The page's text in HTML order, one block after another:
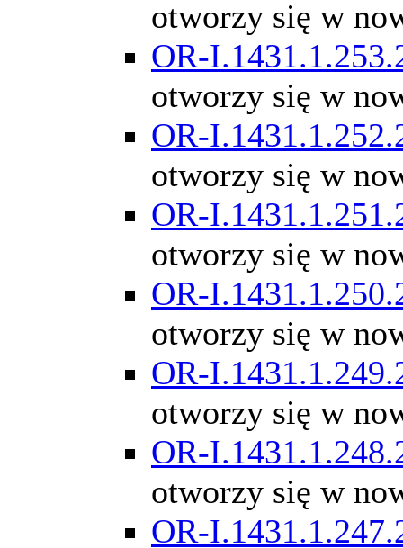
otworzy się w
OR-
otworzy się w
OR-
otworzy się w
OR-
otworzy się w
OR-
otworzy się w
OR-
otworzy się w
OR-
otworzy się w
OR-